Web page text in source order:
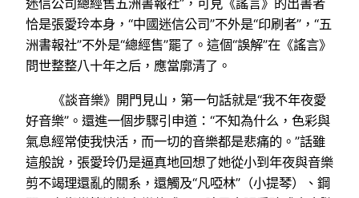
迷信公司總經售五洲書報社”，可見《謠言》的出書者
恰是張愛玲本身，“中國迷信公司”不外是“印刷者”，“五
洲書報社”不外是“總經售”罷了。這個“誤解”在《謠言》
問世整整八十年之后，應當廓清了。
《談音樂》開門見山，第一句話就是“我不年夜愛
好音樂”。還進一個步驟引申道：“不知為什么，色彩與
氣息經常使我快活，而一切的音樂都是悲痛的。”話雖
這般說，張愛玲仍是逼真地回想了她從小到年夜與音樂
剪不竭理還亂的關系，還觸及“凡啞林”（小提琴）、鋼